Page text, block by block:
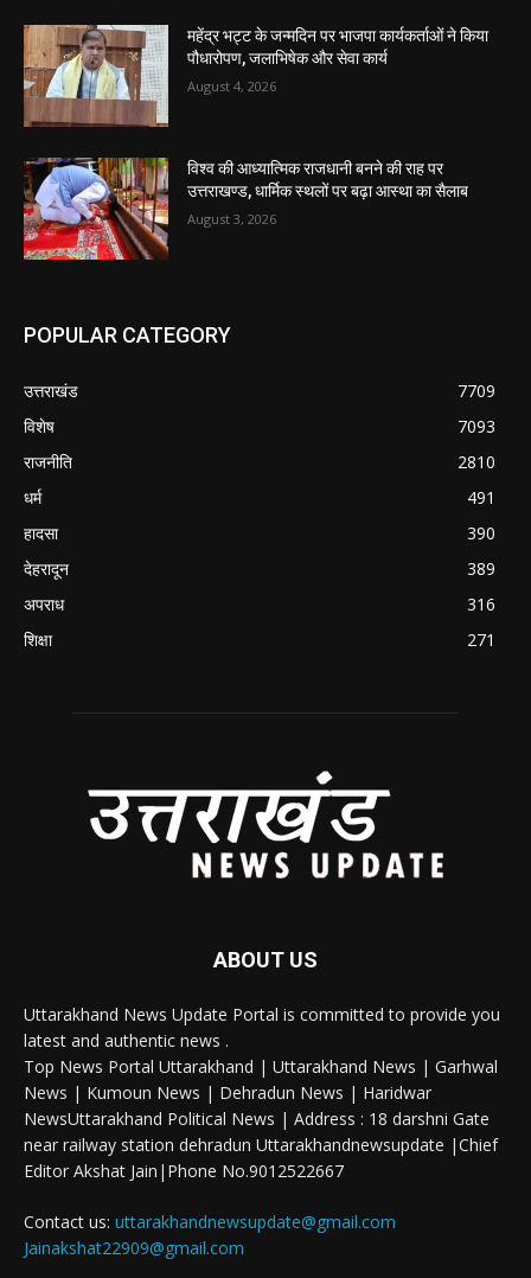
महेंद्र भट्ट के जन्मदिन पर भाजपा कार्यकर्ताओं ने किया
पौधारोपण, जलाभिषेक और सेवा कार्य
August 4, 2026
विश्व की आध्यात्मिक राजधानी बनने की राह पर
उत्तराखण्ड, धार्मिक स्थलों पर बढ़ा आस्था का सैलाब
August 3, 2026
POPULAR CATEGORY
उत्तराखंड
7709
विशेष
7093
राजनीति
2810
धर्म
491
हादसा
390
देहरादून
389
अपराध
316
शिक्षा
271
ABOUT US
Uttarakhand News Update Portal is committed to provide you
latest and authentic news .
Top News Portal Uttarakhand | Uttarakhand News | Garhwal
News | Kumoun News | Dehradun News | Haridwar
NewsUttarakhand Political News | Address : 18 darshni Gate
near railway station dehradun Uttarakhandnewsupdate |Chief
Editor Akshat Jain|Phone No.9012522667
Contact us: uttarakhandnewsupdate@gmail.com
Jainakshat22909@gmail.com